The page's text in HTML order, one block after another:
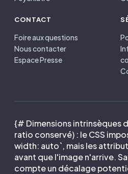
CONTACT
Foire aux questions
Nous contacter
Espace Presse
{# Dimensions intrinsèques
ratio conservé) : le CSS
width: auto`, mais les
avant que l'image n'arrive.
compte un décalage